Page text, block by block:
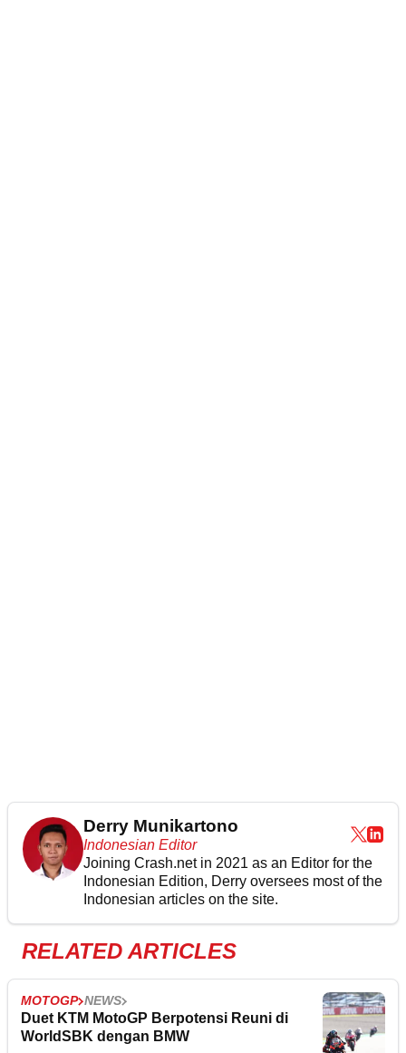
Derry Munikartono
Indonesian Editor
Joining Crash.net in 2021 as an Editor for the
Indonesian Edition, Derry oversees most of the
Indonesian articles on the site.
RELATED ARTICLES
MOTOGP NEWS
Duet KTM MotoGP Berpotensi Reuni di
WorldSBK dengan BMW